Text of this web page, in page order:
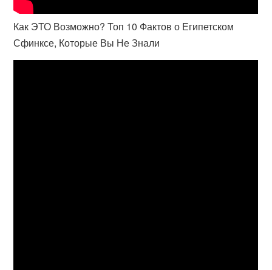
Как ЭТО Возможно? Топ 10 Фактов о Египетском
Сфинксе, Которые Вы Не Знали